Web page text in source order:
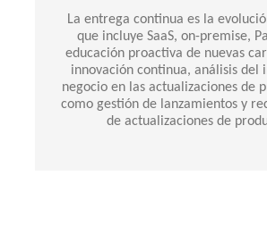
La entrega continua es la
que incluye SaaS, on-premise,
educación proactiva de nuevas
innovación continua, análisis del
negocio en las actualizaciones de
como gestión de lanzamientos y
de actualizaciones de